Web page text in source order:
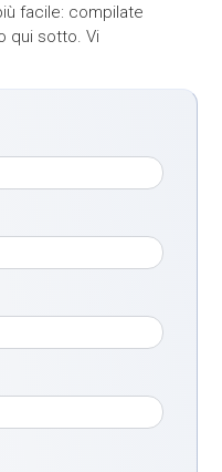
facile: compilate
qui sotto. Vi